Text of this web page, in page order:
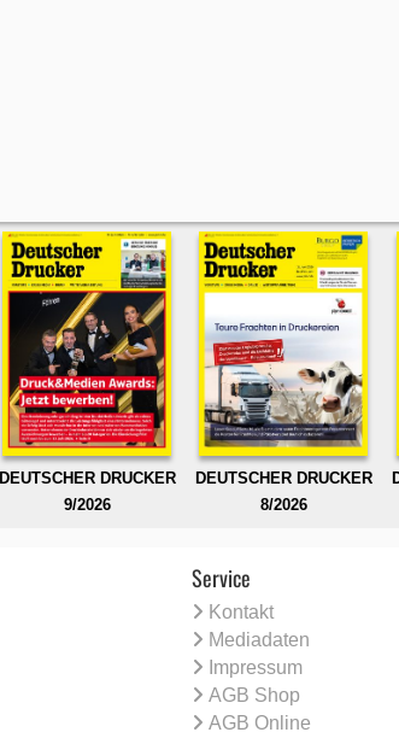
DEUTSCHER DRUCKER
9/2026
DEUTSCHER DRUCKER
8/2026
Service
Kontakt
Mediadaten
Impressum
AGB Shop
AGB Online